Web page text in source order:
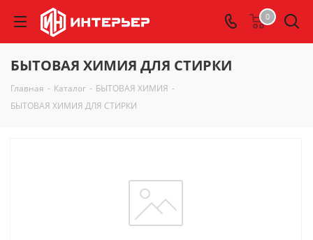
0
БЫТОВАЯ ХИМИЯ ДЛЯ СТИРКИ
Главная - Каталог - БЫТОВАЯ ХИМИЯ -
БЫТОВАЯ ХИМИЯ ДЛЯ СТИРКИ